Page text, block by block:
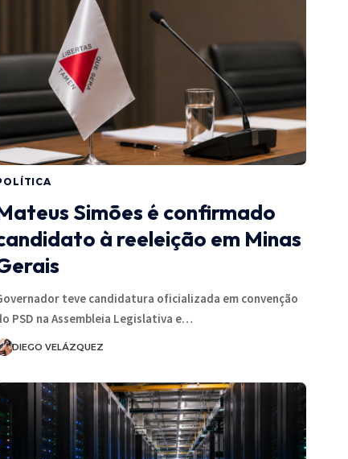
Simões é confirmado
à reeleição em Minas
teve candidatura oficializada em convenção
PSD na Assembleia Legislativa e…
DIEGO VELÁZQUEZ